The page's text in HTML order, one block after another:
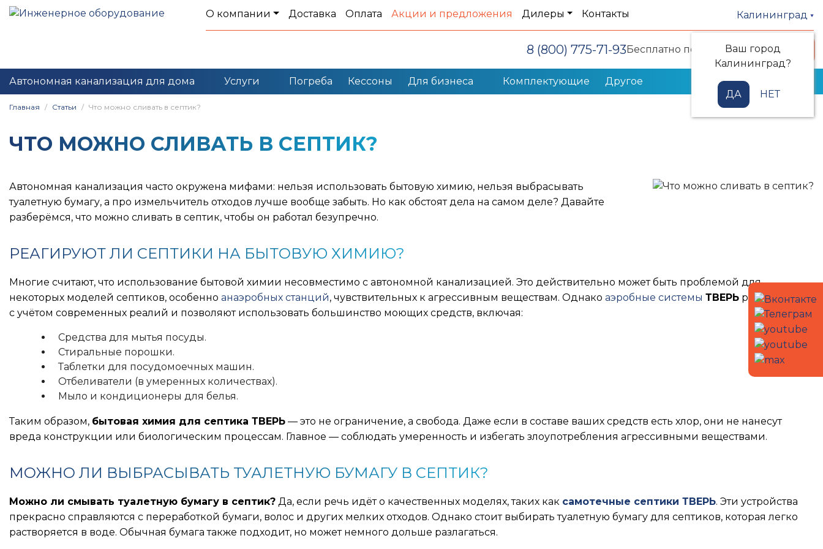
О компании Доставка Оплата Акции и предложения Дилеры Контакты Калининград
Ваш город
Калининград?
ДА НЕТ
8 (800) 775-71-93Бесплатно по РФ Заказать звонок
Автономная канализация для дома Услуги Погреба Кессоны Для бизнеса Комплектующие Другое
Главная Статьи Что можно сливать в септик?
ЧТО МОЖНО СЛИВАТЬ В СЕПТИК?
Автономная канализация часто окружена мифами: нельзя использовать бытовую химию, нельзя выбрасывать
туалетную бумагу, а про измельчитель отходов лучше вообще забыть. Но как обстоят дела на самом деле? Давайте
разберёмся, что можно сливать в септик, чтобы он работал безупречно.
РЕАГИРУЮТ ЛИ СЕПТИКИ НА БЫТОВУЮ ХИМИЮ?
Многие считают, что использование бытовой химии несовместимо с автономной канализацией. Это действительно может быть проблемой для
некоторых моделей септиков, особенно анаэробных станций, чувствительных к агрессивным веществам. Однако аэробные системы ТВЕРЬ разработаны
с учётом современных реалий и позволяют использовать большинство моющих средств, включая:
Средства для мытья посуды.
Стиральные порошки.
Таблетки для посудомоечных машин.
Отбеливатели (в умеренных количествах).
Мыло и кондиционеры для белья.
Таким образом, бытовая химия для септика ТВЕРЬ — это не ограничение, а свобода. Даже если в составе ваших средств есть хлор, они не нанесут
вреда конструкции или биологическим процессам. Главное — соблюдать умеренность и избегать злоупотребления агрессивными веществами.
МОЖНО ЛИ ВЫБРАСЫВАТЬ ТУАЛЕТНУЮ БУМАГУ В СЕПТИК?
Можно ли смывать туалетную бумагу в септик? Да, если речь идёт о качественных моделях, таких как самотечные септики ТВЕРЬ. Эти устройства
прекрасно справляются с переработкой бумаги, волос и других мелких отходов. Однако стоит выбирать туалетную бумагу для септиков, которая легко
растворяется в воде. Обычная бумага также подходит, но может немного дольше разлагаться.